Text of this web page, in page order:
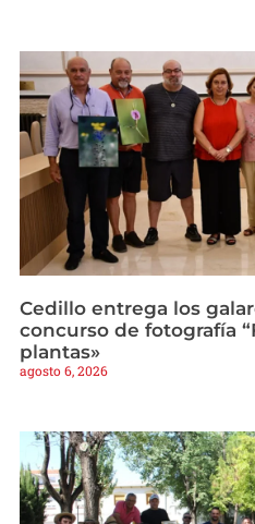
Cedillo entrega los
concurso de fotografía
plantas»
agosto 6, 2026